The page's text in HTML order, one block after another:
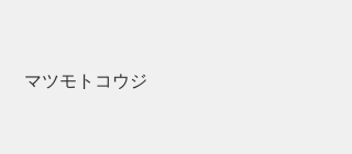
マツモトコウジ